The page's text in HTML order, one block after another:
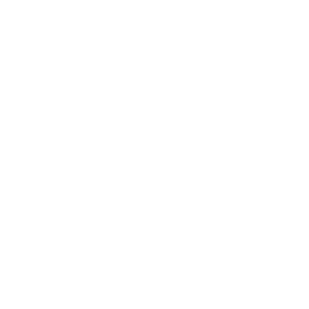
していくことを目指します。